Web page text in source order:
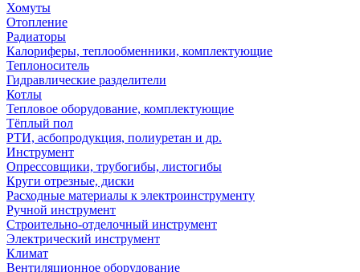
Хомуты
Отопление
Радиаторы
Калориферы, теплообменники, комплектующие
Теплоноситель
Гидравлические разделители
Котлы
Тепловое оборудование, комплектующие
Тёплый пол
РТИ, асбопродукция, полиуретан и др.
Инструмент
Опрессовщики, трубогибы, листогибы
Круги отрезные, диски
Расходные материалы к электроинструменту
Ручной инструмент
Строительно-отделочный инструмент
Электрический инструмент
Климат
Вентиляционное оборудование